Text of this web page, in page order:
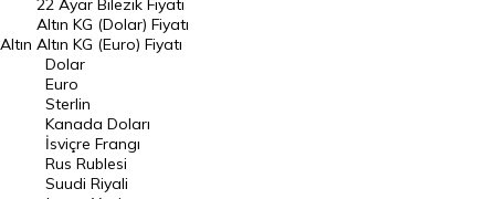
Dolar Kuru
Euro Kuru
Pound Kuru
Frank Kuru
Riyal Kuru
Altın
22 Ayar Bilezik Fiyatı
Altın KG (Dolar) Fiyatı
Altın KG (Euro) Fiyatı
Dolar
Euro
Sterlin
Kanada Doları
İsviçre Frangı
Rus Rublesi
Suudi Riyali